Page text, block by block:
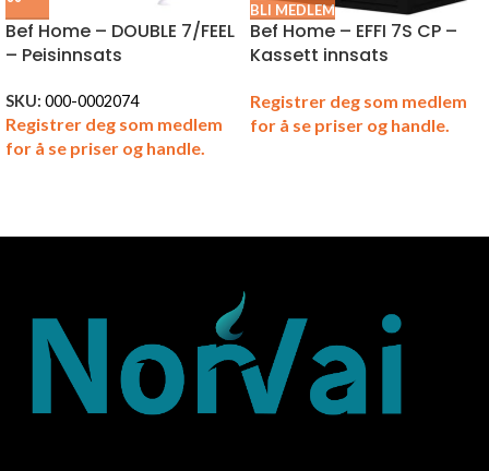
Bef Home – DOUBLE 7/FEEL
– Peisinnsats
SKU: 000-0002074
Registrer deg som medlem
for å se priser og handle.
BLI MEDLEM
Bef Home – EFFI 7S CP –
Kassett innsats
Registrer deg som medlem
for å se priser og handle.